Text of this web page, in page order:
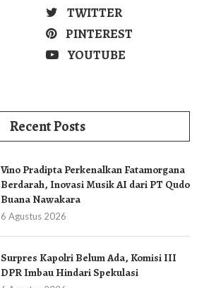
TWITTER
PINTEREST
YOUTUBE
Recent Posts
Vino Pradipta Perkenalkan Fatamorgana
Berdarah, Inovasi Musik AI dari PT Qudo
Buana Nawakara
6 Agustus 2026
Surpres Kapolri Belum Ada, Komisi III
DPR Imbau Hindari Spekulasi